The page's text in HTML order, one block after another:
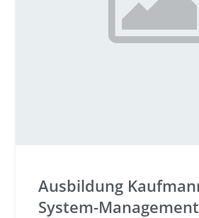
Ausbildung
System-